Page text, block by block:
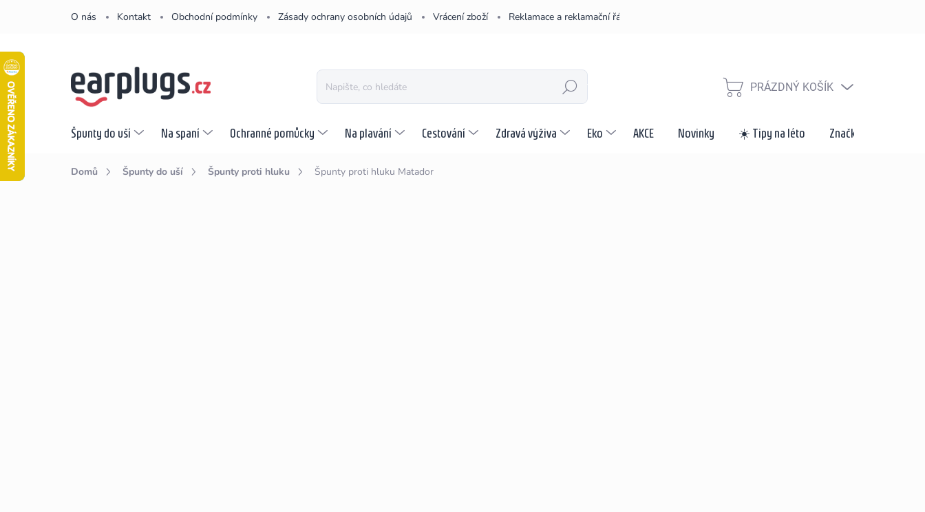
O nás Kontakt Obchodní podmínky Zásady ochrany osobních údajů Vrácení zboží Reklamace a reklamační řád
HLEDAT
NÁKUPNÍ
PRÁZDNÝ KOŠÍK
Špunty do uší Na spaní Ochranné pomůcky Na plavání Cestování Zdravá výživa Eko AKCE Novinky ☀️ Tipy na léto Značky
Domů Špunty do uší Špunty proti hluku Špunty proti hluku Matador